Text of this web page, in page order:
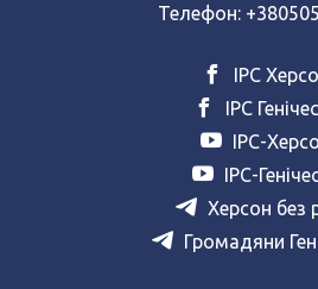
Телефон:
ІРС
ІРС
ІРС-
ІРС-
Херсон без
Громадяни